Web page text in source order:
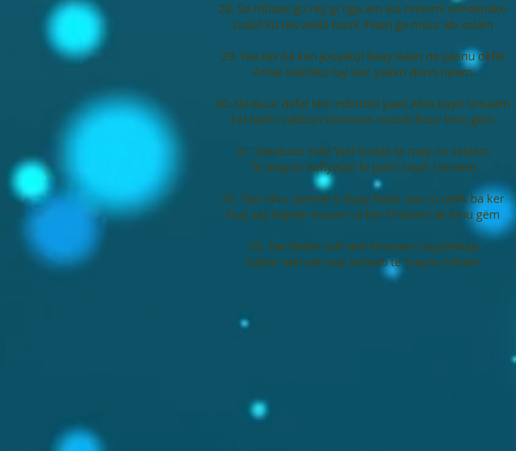
28. Sa mbaax gu rëy gi nga am wa reewmi seedenako
Ludul ku tëx walla book iñaan ga muur ab xolam
29. Yaa tax ba ken jooyatul Baay Raan ne yaanu dëfël
Antal-Xaliifatu luy leer yaako donn na’am
30. Na Buur defal lam ndimbël yaak Ahla bayti Limaam
Fal-laahu rabbun kariimun moodi Buur binu gëm
31. Saxalunu Yalla ’alal hudaa te may nu salaam
Te maynu ’aafiyatan bi jaahi Seydi Limaam
32. Taw niiru xeewël si Baay Raan saa su nekk ba ker
Nuy xëy dajeek moom ca biir Firdawsi ak kinu gëm
33. Yaa Rabbi salli ’alal Muxtaari Sayyidinaa
Sallim ’alal aali wal ashaab te maynu Hikam